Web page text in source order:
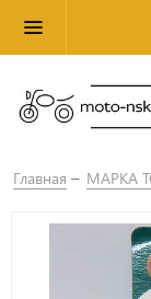
Главная МАРКА